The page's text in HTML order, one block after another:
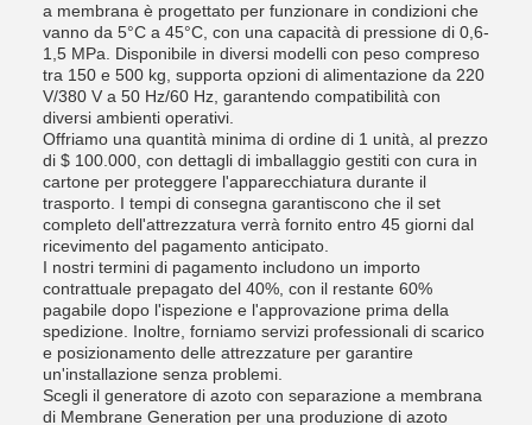
a membrana è progettato per funzionare in condizioni che
vanno da 5°C a 45°C, con una capacità di pressione di 0,6-
1,5 MPa. Disponibile in diversi modelli con peso compreso
tra 150 e 500 kg, supporta opzioni di alimentazione da 220
V/380 V a 50 Hz/60 Hz, garantendo compatibilità con
diversi ambienti operativi.
Offriamo una quantità minima di ordine di 1 unità, al prezzo
di $ 100.000, con dettagli di imballaggio gestiti con cura in
cartone per proteggere l'apparecchiatura durante il
trasporto. I tempi di consegna garantiscono che il set
completo dell'attrezzatura verrà fornito entro 45 giorni dal
ricevimento del pagamento anticipato.
I nostri termini di pagamento includono un importo
contrattuale prepagato del 40%, con il restante 60%
pagabile dopo l'ispezione e l'approvazione prima della
spedizione. Inoltre, forniamo servizi professionali di scarico
e posizionamento delle attrezzature per garantire
un'installazione senza problemi.
Scegli il generatore di azoto con separazione a membrana
di Membrane Generation per una produzione di azoto